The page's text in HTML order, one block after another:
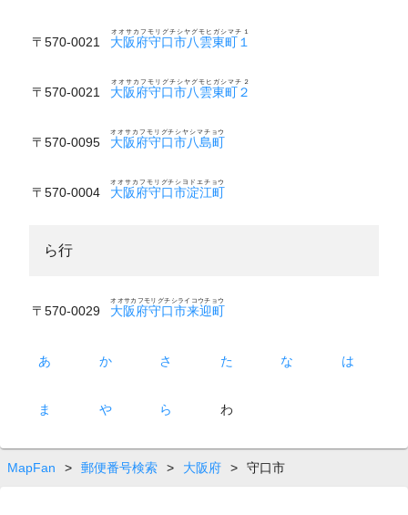
〒570-0021 大阪府守口市八雲東町１
オオサカフモリグチシヤグモヒガシマチ１
〒570-0021 大阪府守口市八雲東町２
オオサカフモリグチシヤグモヒガシマチ２
〒570-0095 大阪府守口市八島町
オオサカフモリグチシヤシマチョウ
〒570-0004 大阪府守口市淀江町
オオサカフモリグチシヨドエチョウ
ら行
〒570-0029 大阪府守口市来迎町
オオサカフモリグチシライコウチョウ
あ か さ た な は
ま や ら わ
MapFan > 郵便番号検索 > 大阪府 > 守口市